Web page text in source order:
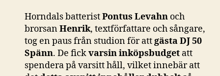
Horndals batteristPontus Levahn och
brorsanHenrik, textförfattare och sångare,
tog en paus från studion för attgästa DJ 50
Spänn. De fickvarsin inköpsbudget att
spendera på varsitt håll, vilket innebär att